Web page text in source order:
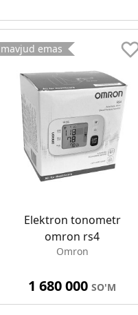
mavjud emas
Elektron tonometr
omron rs4
Omron
1 680 000SO'M